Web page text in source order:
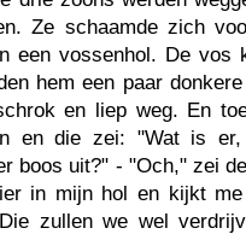
Ze schaamde zich
een vossenhol. De vos
hem een paar donkere
en liep weg. En
en die zei: "Wat is
boos uit?" - "Och," zei
in mijn hol en kijkt
zullen we wel